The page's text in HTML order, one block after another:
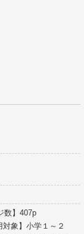
数】407p
対象】小学１～２